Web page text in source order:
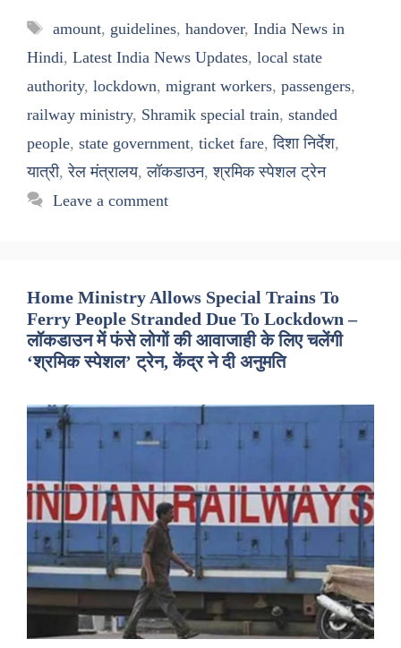
Tags
amount, guidelines, handover, India News in
Hindi, Latest India News Updates, local state
authority, lockdown, migrant workers, passengers,
railway ministry, Shramik special train, standed
people, state government, ticket fare,दिशा निर्देश,
यात्री,रेल मंत्रालय,लॉकडाउन,श्रमिक स्पेशल ट्रेन
Leave a comment
Home Ministry Allows Special Trains To
Ferry People Stranded Due To Lockdown –
लॉकडाउन में फंसे लोगों की आवाजाही के लिए चलेंगी
‘श्रमिक स्पेशल’ ट्रेन, केंद्र ने दी अनुमति